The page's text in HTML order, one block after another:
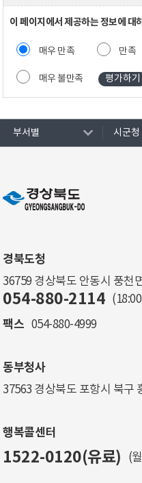
이 페이지에서 제공하는 정보에 대
매우 만족 만족
매우 불만족
부서별 시군청
경북도청
36759 경상북도 안동시 풍천
054-880-2114
팩스 054-880-4999
동부청사
37563 경상북도 포항시 북구
행복콜센터
1522-0120(유료) (